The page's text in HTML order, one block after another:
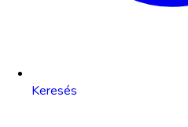
Keresés